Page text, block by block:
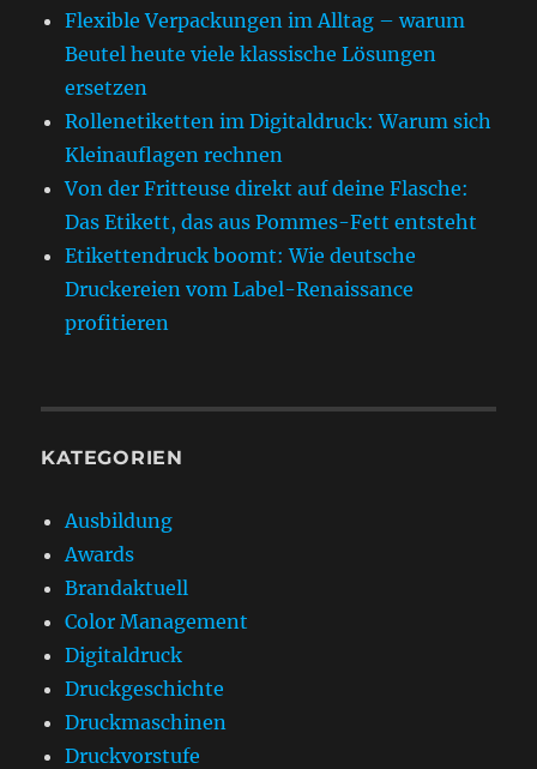
Flexible Verpackungen im Alltag – warum
Beutel heute viele klassische Lösungen
ersetzen
Rollenetiketten im Digitaldruck: Warum sich
Kleinauflagen rechnen
Von der Fritteuse direkt auf deine Flasche:
Das Etikett, das aus Pommes-Fett entsteht
Etikettendruck boomt: Wie deutsche
Druckereien vom Label-Renaissance
profitieren
KATEGORIEN
Ausbildung
Awards
Brandaktuell
Color Management
Digitaldruck
Druckgeschichte
Druckmaschinen
Druckvorstufe